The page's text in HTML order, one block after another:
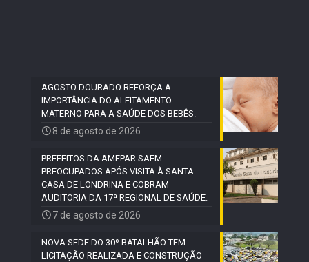
AGOSTO DOURADO REFORÇA A
IMPORTÂNCIA DO ALEITAMENTO
MATERNO PARA A SAÚDE DOS BEBÊS.
8 de agosto de 2026
PREFEITOS DA AMEPAR SAEM
PREOCUPADOS APÓS VISITA À SANTA
CASA DE LONDRINA E COBRAM
AUDITORIA DA 17ª REGIONAL DE SAÚDE.
7 de agosto de 2026
NOVA SEDE DO 30º BATALHÃO TEM
LICITAÇÃO REALIZADA E CONSTRUÇÃO